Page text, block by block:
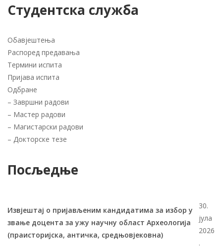
Студентска служба
Обавјештења
Распоред предавања
Термини испита
Пријава испита
Одбране
– Завршни радови
– Мастер радови
– Магистарски радови
– Докторске тезе
Посљедње
Извјештај о пријављеним кандидатима за избор у
звање доцента за ужу научну област Археологија
(праисторијска, античка, средњовјековна)
30.
јула
2026
.